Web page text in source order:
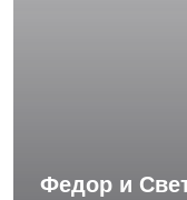
Федор и